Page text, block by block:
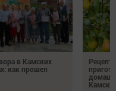
в Камских
как прошел